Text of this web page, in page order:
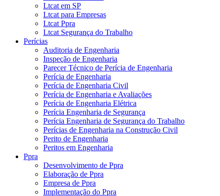
Ltcat em SP
Ltcat para Empresas
Ltcat Ppra
Ltcat Segurança do Trabalho
Perícias
Auditoria de Engenharia
Inspeção de Engenharia
Parecer Técnico de Perícia de Engenharia
Perícia de Engenharia
Perícia de Engenharia Civil
Perícia de Engenharia e Avaliações
Perícia de Engenharia Elétrica
Perícia Engenharia de Segurança
Perícia Engenharia de Segurança do Trabalho
Perícias de Engenharia na Construção Civil
Perito de Engenharia
Peritos em Engenharia
Ppra
Desenvolvimento de Ppra
Elaboração de Ppra
Empresa de Ppra
Implementação do Ppra